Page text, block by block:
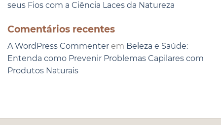
seus Fios com a Ciência Laces da Natureza
Comentários recentes
A WordPress Commenter em Beleza e Saúde:
Entenda como Prevenir Problemas Capilares com
Produtos Naturais